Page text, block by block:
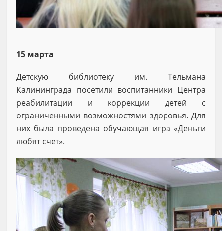
15 марта
Детскую библиотеку им. Тельмана
Калининграда посетили воспитанники Центра
реабилитации и коррекции детей с
ограниченными возможностями здоровья. Для
них была проведена обучающая игра «Деньги
любят счет».